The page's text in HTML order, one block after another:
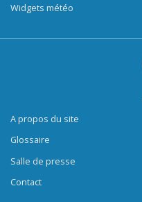
Widgets météo
A propos du site
Glossaire
Salle de presse
Contact